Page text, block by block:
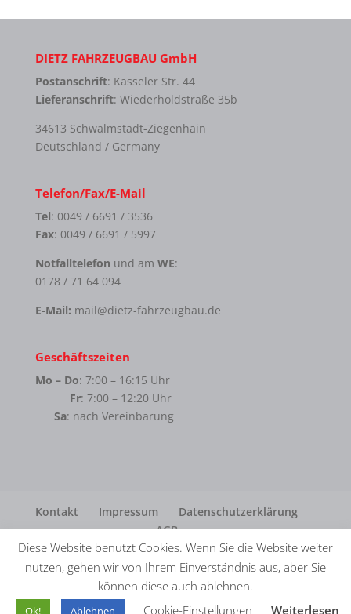
DIETZ FAHRZEUGBAU GmbH
Postanschrift: Kasseler Str. 44
Lieferanschrift: Wiederholdstraße 35b
34613 Schwalmstadt-Ziegenhain
Deutschland / Germany
Telefon/Fax/E-Mail
Tel: 0049 / 6691 / 3536
Fax: 0049 / 6691 / 5997
Notfalltelefon und am WE:
0178 / 71 64 094
E-Mail: mail@dietz-fahrzeugbau.de
Geschäftszeiten
Mo – Do: 7:00 – 16:15 Uhr
Fr: 7:00 – 12:20 Uhr
Sa: nach Vereinbarung
Kontakt Impressum
Datenschutzerklärung
AGB
© Dietz Fahrzeugbau GmbH · Realisation
Diese Website benutzt Cookies. Wenn Sie die Website weiter
nutzen, gehen wir von Ihrem Einverständnis aus, aber Sie
können diese auch ablehnen.
Ok! Ablehnen Cookie-Einstellungen Weiterlesen